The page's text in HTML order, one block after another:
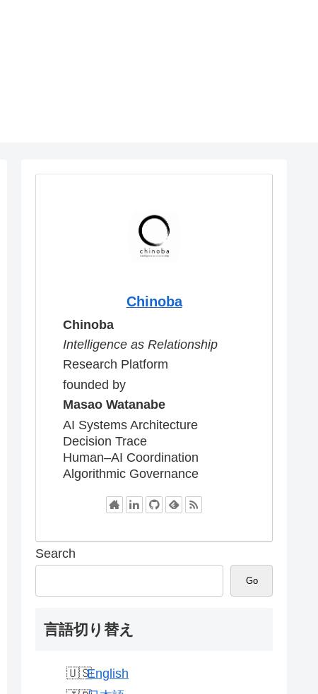
Chinoba
Chinoba
Intelligence as Relationship
Research Platform
founded by
Masao Watanabe
AI Systems Architecture
Decision Trace
Human–AI Coordination
Algorithmic Governance
Search
Go
言語切り替え
English